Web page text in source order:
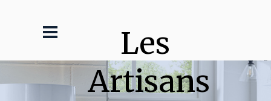
Les
Artisans